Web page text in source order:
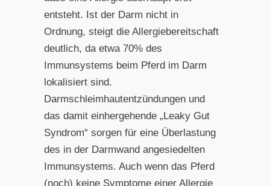
entsteht. Ist der Darm nicht in
Ordnung, steigt die Allergiebereitschaft
deutlich, da etwa 70% des
Immunsystems beim Pferd im Darm
lokalisiert sind.
Darmschleimhautentzündungen und
das damit einhergehende „Leaky Gut
Syndrom“ sorgen für eine Überlastung
des in der Darmwand angesiedelten
Immunsystems. Auch wenn das Pferd
(noch) keine Symptome einer Allergie